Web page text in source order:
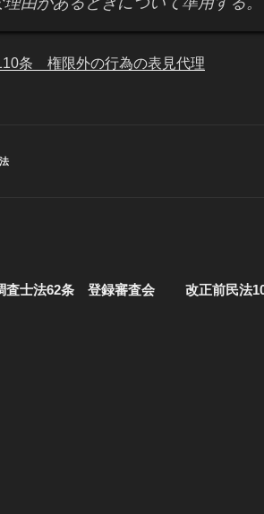
条 権限外の行為の表見代理
査士法62条 登録審査会
改正前民法